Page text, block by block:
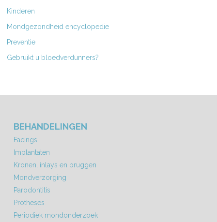
Kinderen
Mondgezondheid encyclopedie
Preventie
Gebruikt u bloedverdunners?
BEHANDELINGEN
Facings
Implantaten
Kronen, inlays en bruggen
Mondverzorging
Parodontitis
Protheses
Periodiek mondonderzoek